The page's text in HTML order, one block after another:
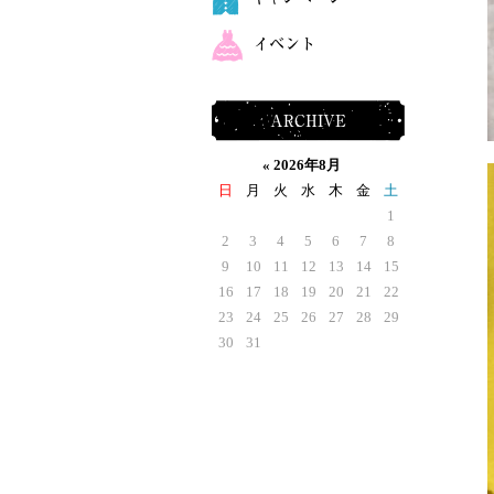
イベント
ARCHIVE
« 2026年8月
日
月 火 水 木 金
土
1
2
3 4 5 6 7
8
9
10 11 12 13 14
15
16
17 18 19 20 21
22
23
24 25 26 27 28
29
30
31